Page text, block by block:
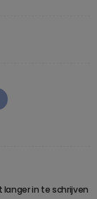
in te schrijven